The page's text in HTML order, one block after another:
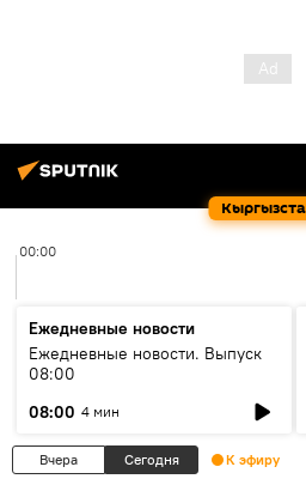
00:00
Ежедневные новости
Ежедневные новости. Выпуск
08:00
08:00 4 мин
Вчера Сегодня К эфиру